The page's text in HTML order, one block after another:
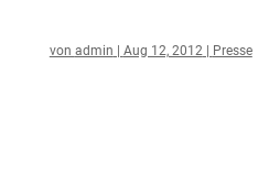
von admin Aug 12, 2012| Presse